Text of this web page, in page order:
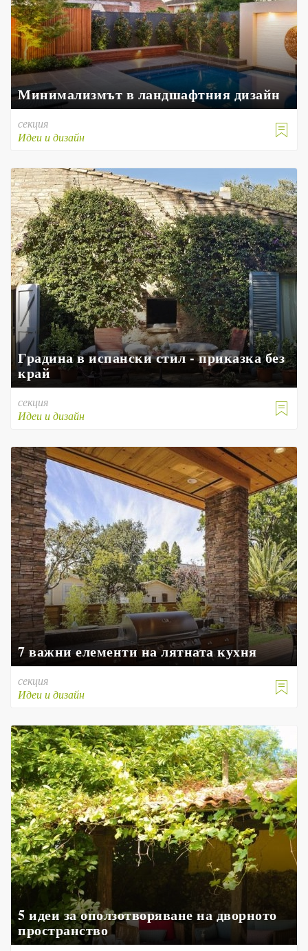
Минимализмът в ландшафтния дизайн

секция
Идеи и дизайн
Градина в испански стил - приказка без
край

секция
Идеи и дизайн
7 важни елементи на лятната кухня

секция
Идеи и дизайн
5 идеи за оползотворяване на дворното
пространство